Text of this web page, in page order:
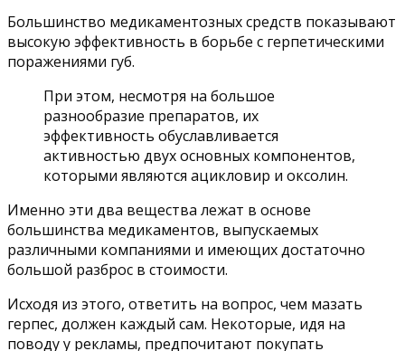
Большинство медикаментозных средств показывают
высокую эффективность в борьбе с герпетическими
поражениями губ.
При этом, несмотря на большое
разнообразие препаратов, их
эффективность обуславливается
активностью двух основных компонентов,
которыми являются ацикловир и оксолин.
Именно эти два вещества лежат в основе
большинства медикаментов, выпускаемых
различными компаниями и имеющих достаточно
большой разброс в стоимости.
Исходя из этого, ответить на вопрос, чем мазать
герпес, должен каждый сам. Некоторые, идя на
поводу у рекламы, предпочитают покупать